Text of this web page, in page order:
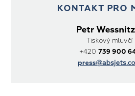
KONTAKT PRO
Petr
Tiskový mluvčí
+420 739 900
press